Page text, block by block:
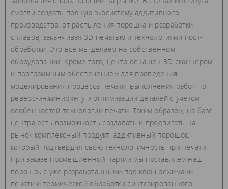
смогли создать полную экосистему аддитивного
производства: от распыления порошка и разработки
сплавов, заканчивая 3D печатью и технологиями пост-
обработки. Это все мы делаем на собственном
оборудовании. Кроме того, центр оснащен 3D сканнером
и программным обеспечением для проведения
моделирования процесса печати, выполнения работ по
реверс-инжинирингу и оптимизации деталей с учетом
особенностей технологии печати. Таким образом, на базе
центра есть возможность создавать и продвигать на
рынок комплексный продукт: аддитивный порошок,
который подтвердил свою технологичность при печати.
При заказе промышленной партии мы поставляем наш
порошок с уже разработанными под ключ режимами
печати и термической обработки синтезированного